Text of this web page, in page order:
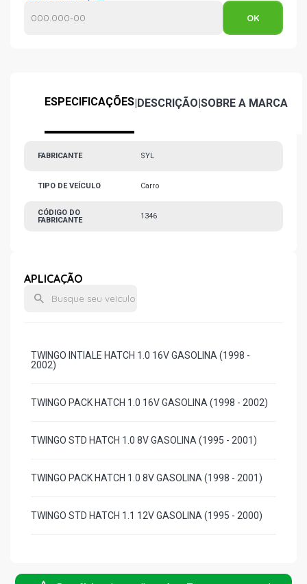
ESPECIFICAÇÕES|DESCRIÇÃO|SOBRE A MARCA
FABRICANTE SYL
TIPO DE VEÍCULO Carro
CÓDIGO DO
FABRICANTE
1346
APLICAÇÃO
TWINGO INTIALE HATCH 1.0 16V GASOLINA (1998 -
2002)
TWINGO PACK HATCH 1.0 16V GASOLINA (1998 - 2002)
TWINGO STD HATCH 1.0 8V GASOLINA (1995 - 2001)
TWINGO PACK HATCH 1.0 8V GASOLINA (1998 - 2001)
TWINGO STD HATCH 1.1 12V GASOLINA (1995 - 2000)